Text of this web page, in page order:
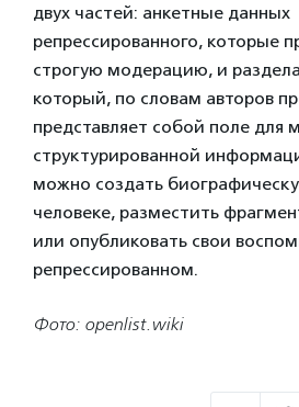
двух частей: анкетные данных
репрессированного, которые
строгую модерацию, и
который, по словам авторов
представляет собой поле для
структурированной
можно создать
человеке, разместить
или опубликовать свои
репрессированном.
Фото: openlist.wiki